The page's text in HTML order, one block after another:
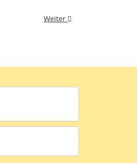
Nächster Beitrag:
Weiter